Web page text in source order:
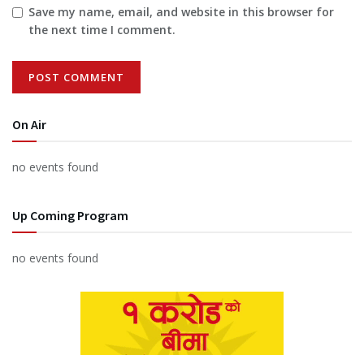
Save my name, email, and website in this browser for
the next time I comment.
On Air
no events found
Up Coming Program
no events found